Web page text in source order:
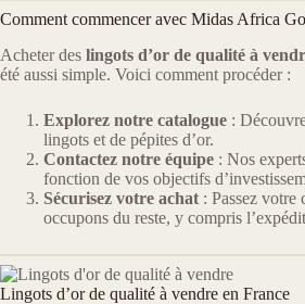
Comment commencer avec Midas Africa
Acheter des lingots d’or de qualité à
été aussi simple. Voici comment procéder :
Explorez notre catalogue :
lingots et de pépites d’or.
Contactez notre équipe : Nos
fonction de vos objectifs
Sécurisez votre achat : Passez votre
occupons du reste, y compris
Lingots d’or de qualité à vendre en France